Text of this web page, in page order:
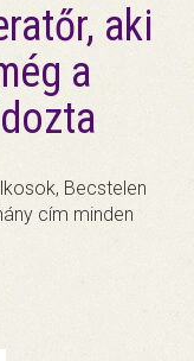
aki
a
Becstelen
cím minden